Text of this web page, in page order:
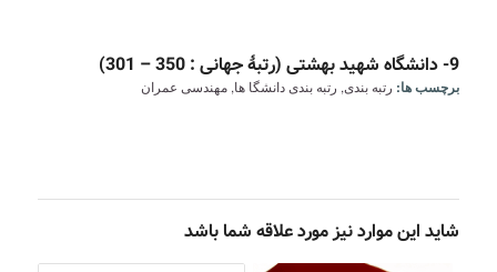
9- دانشگاه شهید بهشتی (رتبۀ جهانی : 350 – 301)
برچسب ها: رتبه بندی, رتبه بندی دانشگا ها, مهندسی عمران
شاید این موارد نیز مورد علاقه شما باشد